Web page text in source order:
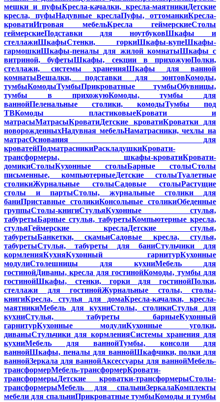
мешки и пуфыКресла-качалки, кресла-маятникиДетские
кресла, пуфыНадувные креслаПуфы, оттоманкиКресла-
кроватиИгровая мебельКресла геймерскиеСтолы
геймерскиеПодставки для ноутбуковШкафы и
стеллажиШкафыСтенки, горкиШкафы-купеШкафы-
гармошкиШкафы-пеналы для жилой комнатыШкафы с
витриной, буфетыШкафы, секции в прихожуюПолки,
стеллажи, системы храненияШкафы для ванной
комнатыВешалки, подставки для зонтовКомоды,
тумбыКомодыТумбыПрикроватные тумбыОбувницы,
тумбы в прихожуюКомоды, тумбы для
ваннойПеленальные столики, комодыТумбы под
ТВКомоды пластиковыеКровати и
матрасыМатрасыКроватиДетские кроватиКроватки для
новорожденныхНадувная мебельНаматрасники, чехлы на
матрасОснования для
кроватейПодматрасникиРаскладушкиКровати-
трансформеры, шкафы-кроватиКровати-
домикиСтолыКухонные столыБарные столыСтолы
письменные, компьютерныеДетские столыТуалетные
столикиЖурнальные столыСадовые столыРастущие
столы и партыСтолы, журнальные столики для
баниПриставные столикиКонсольные столикиОбеденные
группыСтолы-книгиСтульяКухонные стулья,
табуретыБарные стулья, табуретыКомпьютерные кресла,
стульяГеймерские креслаДетские стулья,
табуретыБанкетки, скамьиСадовые кресла, стулья,
табуретыСтулья, табуреты для баниСтульчики для
кормленияКухняКухонный гарнитурКухонные
модулиСтолешницы для кухниМебель для
гостинойДиваны, кресла для гостинойКомоды, тумбы для
гостинойШкафы, стенки, горки для гостинойПолки,
стеллажи для гостинойЖурнальные столы, столы-
книгиКресла, стулья для домаКресла-качалки, кресла-
маятникиМебель для кухниСтолы, столикиСтулья для
кухниСтулья, табуреты барныеКухонный
гарнитурКухонные модулиКухонные уголки,
диваныСтульчики для кормленияСистемы хранения для
кухниМебель для ваннойТумбы, консоли для
ваннойШкафы, пеналы для ваннойШкафчики, полки для
ваннойЗеркала для ваннойАксессуары для ваннойМебель-
трансформерМебель-трансформерКровати-
трансформерыДетские кроватки-трансформерыСтолы-
трансформерыМебель для спальниЗеркалаКомплекты
мебели для спальниПрикроватные тумбыКомоды и тумбы